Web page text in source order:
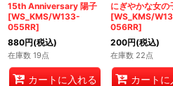
15th Anniversary 陽子
[WS_KMS/W133-
055RR]
880円(税込)
在庫数 19点
カートに入れる
にぎやかな女の
[WS_KMS/
056RR]
200円(税込)
在庫数 22点
カートに